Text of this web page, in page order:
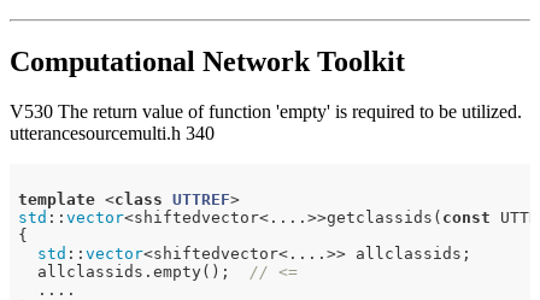
Computational Network Toolkit
V530 The return value of function 'empty' is required to be utilized.
utterancesourcemulti.h 340
template <class UTTREF>
std :: vector<shiftedvector<....>>getclassids( const
{
std :: vector<shiftedvector<....>> allclassids;
  allclassids.empty();
// <=
  ....